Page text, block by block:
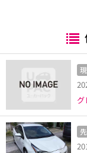
グ